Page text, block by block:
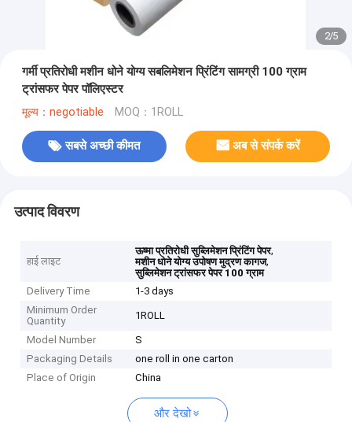
2/5
गर्मी प्रतिरोधी मशीन धोने योग्य सबलिमेशन प्रिंटिंग सामग्री 100 ग्राम
ट्रांसफर पेपर पॉलिएस्टर
मूल्य：negotiable MOQ：1ROLL
सबसे अच्छी कीमत अब से संपर्क करें
उत्पाद विवरण
हाई लाइट
ऊष्मा प्रतिरोधी सुब्लिमेशन प्रिंटिंग पेपर,
मशीन धोने योग्य उपोषण मुद्रण कागज,
सुब्लिमेशन ट्रांसफर पेपर 100 ग्राम
Delivery Time
1-3 days
Minimum Order
Quantity
1ROLL
Model Number
S
Packaging Details
one roll in one carton
Place of Origin
China
और देखो